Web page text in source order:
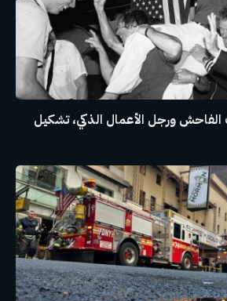
الفاحش ورجل الأعمال الذكي، تشكيل